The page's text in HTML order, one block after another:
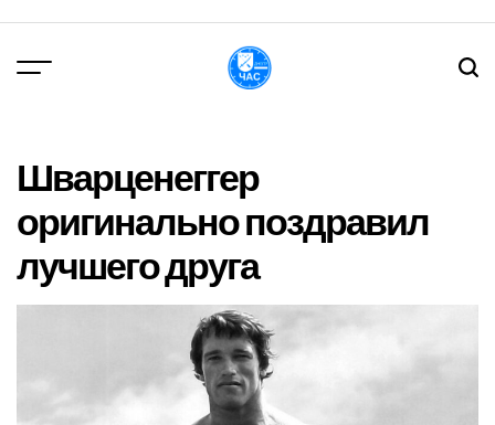
вмісту
Шварценеггер
оригинально поздравил
лучшего друга